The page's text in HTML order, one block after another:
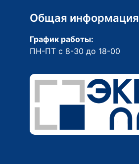
Общая информация
График работы:
ПН-ПТ с 8-30 до 18-00